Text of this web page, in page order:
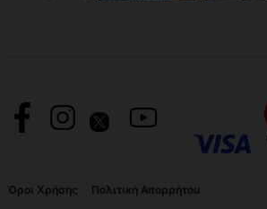
Όροι Χρήσης Πολιτική Απορρήτου